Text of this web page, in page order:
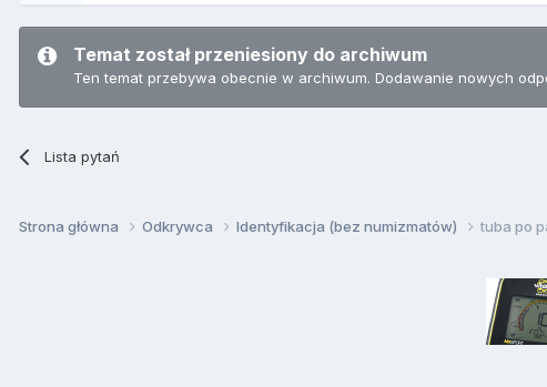
Temat został przeniesiony do archiwum
Ten temat przebywa obecnie w archiwum. Dodawanie nowych
Lista pytań
Strona główna Odkrywca Identyfikacja (bez numizmatów) tuba po